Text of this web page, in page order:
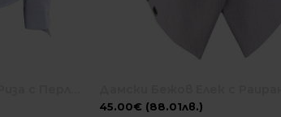
45.00€ (88.01лв.)